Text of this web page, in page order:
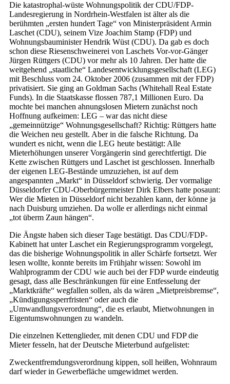
Die katastrophal-wüste Wohnungspolitik der CDU/FDP-
Landesregierung in Nordrhein-Westfalen ist älter als die
berühmten „ersten hundert Tage“ von Ministerpräsident Armin
Laschet (CDU), seinem Vize Joachim Stamp (FDP) und
Wohnungsbauminister Hendrik Wüst (CDU). Da gab es doch
schon diese Riesenschweinerei von Laschets Vor-vor-Gänger
Jürgen Rüttgers (CDU) vor mehr als 10 Jahren. Der hatte die
weitgehend „staatliche“ Landesentwicklungsgesellschaft (LEG)
mit Beschluss vom 24. Oktober 2006 (zusammen mit der FDP)
privatisiert. Sie ging an Goldman Sachs (Whitehall Real Estate
Funds). In die Staatskasse flossen 787,1 Millionen Euro. Da
mochte bei manchen ahnungslosen Mietern zunächst noch
Hoffnung aufkeimen: LEG – war das nicht diese
„gemeinnützige“ Wohnungsgesellschaft? Richtig: Rüttgers hatte
die Weichen neu gestellt. Aber in die falsche Richtung. Da
wundert es nicht, wenn die LEG heute bestätigt: Alle
Mieterhöhungen unserer Vorgängerin sind gerechtfertigt. Die
Kette zwischen Rüttgers und Laschet ist geschlossen. Innerhalb
der eigenen LEG-Bestände umzuziehen, ist auf dem
angespannten „Markt“ in Düsseldorf schwierig. Der vormalige
Düsseldorfer CDU-Oberbürgermeister Dirk Elbers hatte posaunt:
Wer die Mieten in Düsseldorf nicht bezahlen kann, der könne ja
nach Duisburg umziehen. Da wolle er allerdings nicht einmal
„tot überm Zaun hängen“.
Die Ängste haben sich dieser Tage bestätigt. Das CDU/FDP-
Kabinett hat unter Laschet ein Regierungsprogramm vorgelegt,
das die bisherige Wohnungspolitik in aller Schärfe fortsetzt. Wer
lesen wollte, konnte bereits im Frühjahr wissen: Sowohl im
Wahlprogramm der CDU wie auch bei der FDP wurde eindeutig
gesagt, dass alle Beschränkungen für eine Entfesselung der
„Marktkräfte“ wegfallen sollen, als da wären „Mietpreisbremse“,
„Kündigungssperrfristen“ oder auch die
„Umwandlungsverordnung“, die es erlaubt, Mietwohnungen in
Eigentumswohnungen zu wandeln.
Die einzelnen Kettenglieder, mit denen CDU und FDP die
Mieter fesseln, hat der Deutsche Mieterbund aufgelistet:
Zweckentfremdungsverordnung kippen, soll heißen, Wohnraum
darf wieder in Gewerbefläche umgewidmet werden.